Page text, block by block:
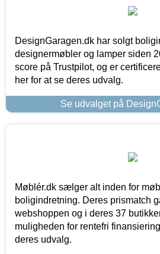
DesignGaragen.dk har solgt
designermøbler og lamper siden
score på Trustpilot, og er
her for at se deres udvalg.
Se udvalget på
Møblér.dk sælger alt inden for
boligindretning. Deres prismatch
webshoppen og i deres 37
muligheden for rentefri
deres udvalg.